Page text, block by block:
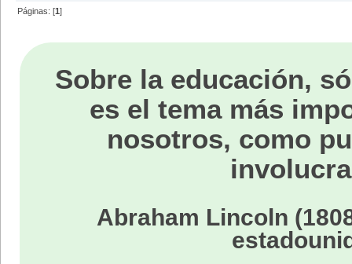
Páginas: [1]
Sobre la educación,
es el tema más
nosotros, como
Abraham Lincoln